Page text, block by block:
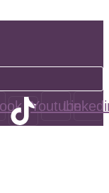
Youtube